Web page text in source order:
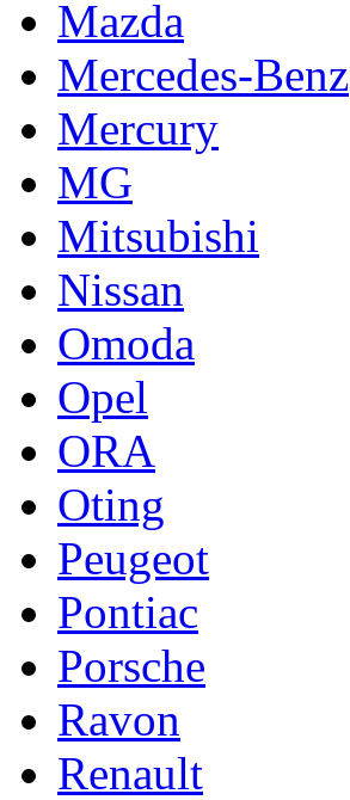
Mazda
Mercedes-Benz
Mercury
MG
Mitsubishi
Nissan
Omoda
Opel
ORA
Oting
Peugeot
Pontiac
Porsche
Ravon
Renault